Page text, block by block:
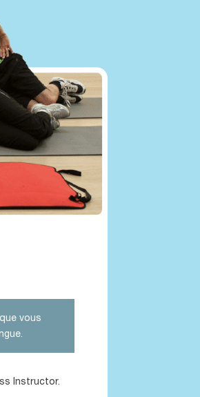
vous
Instructor.